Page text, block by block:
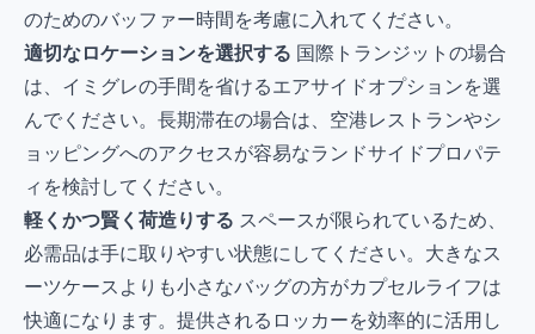
のためのバッファー時間を考慮に入れてください。
適切なロケーションを選択する 国際トランジットの場合
は、イミグレの手間を省けるエアサイドオプションを選
んでください。長期滞在の場合は、空港レストランやシ
ョッピングへのアクセスが容易なランドサイドプロパテ
ィを検討してください。
軽くかつ賢く荷造りする スペースが限られているため、
必需品は手に取りやすい状態にしてください。大きなス
ーツケースよりも小さなバッグの方がカプセルライフは
快適になります。提供されるロッカーを効率的に活用し